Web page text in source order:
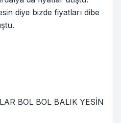
diye bizde fiyatları dibe
BOL BOL BALIK YESİN